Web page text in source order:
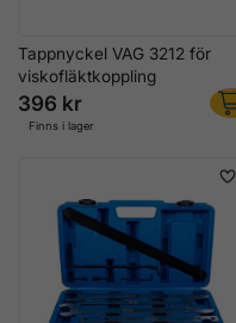
Tappnyckel VAG 3212 för
viskofläktkoppling
396 kr
Finns i lager